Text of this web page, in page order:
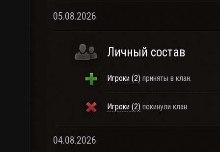
05.08.2026
Личный состав
Игроки (2) приняты в клан.
Игроки (2) покинули клан.
04.08.2026